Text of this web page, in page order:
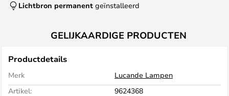
Lichtbron permanent geïnstalleerd
GELIJKAARDIGE PRODUCTEN
Productdetails
Merk
Lucande Lampen
Artikel:
9624368